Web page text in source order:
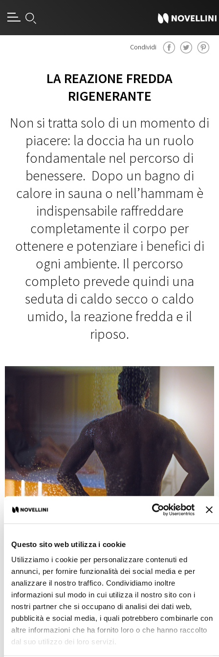
Questo sito web utilizza i cookie
Utilizziamo i cookie per personalizzare contenuti ed
annunci, per fornire funzionalità dei social media e per
analizzare il nostro traffico. Condividiamo inoltre
informazioni sul modo in cui utilizza il nostro sito con i
nostri partner che si occupano di analisi dei dati web,
pubblicità e social media, i quali potrebbero combinarle con
altre informazioni che ha fornito loro o che hanno raccolto
dal suo utilizzo dei loro servizi.
Condividi
LA REAZIONE FREDDA
RIGENERANTE
Non si tratta solo di un momento di
piacere: la doccia ha un ruolo
fondamentale nel percorso di
benessere. Dopo un bagno di
calore in sauna o nell’hammam è
indispensabile raffreddare
completamente il corpo per
ottenere e potenziare i benefici di
ogni ambiente. Il percorso
completo prevede quindi una
seduta di caldo secco o caldo
umido, la reazione fredda e il
riposo.
LA REAZIONE FREDDA
fredda completa il rituale di rigenerazione del corpo e
della mente, riportandoli rapidamente allo stato di
origine, privo di stress e tensioni.
Il contrasto termico stimola il funzionamento di molti
sistemi del corpo, per primo quello cardio circolatorio.
Inoltre rigenera e stimola i tessuti, rendendo la pelle più
morbida, elastica e lucente.